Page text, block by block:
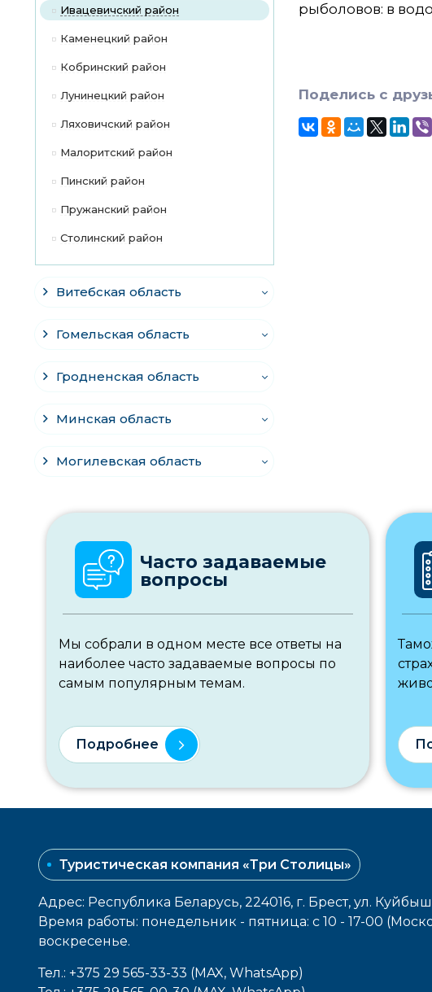
Ивацевичский район
Каменецкий район
Кобринский район
Лунинецкий район
Ляховичский район
Малоритский район
Пинский район
Пружанский район
Столинский район
Витебская область
Гомельская область
Гродненская область
Минская область
Могилевская область
рыболовов: в
Поделись с
Часто задаваемые
вопросы
Мы собрали в одном месте все ответы на
наиболее часто задаваемые вопросы по
самым популярным темам.
Подробнее
Туристическая компания «Три Столицы»
Адрес: Республика Беларусь, 224016, г. Брест, ул.
Время работы: понедельник - пятница: с 10 - 17-00
воcкресенье.
Тел.: +375 29 565-33-33 (MAX, WhatsApp)